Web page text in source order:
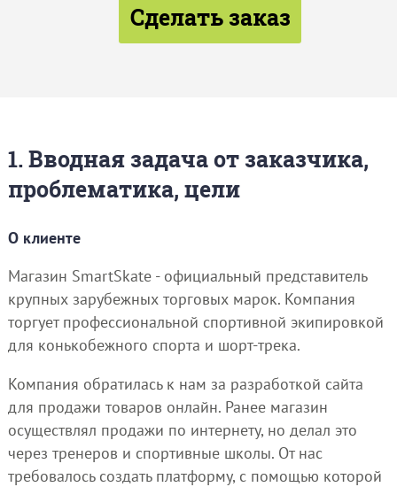
Сделать заказ
1. Вводная задача от заказчика,
проблематика, цели
О клиенте
Магазин SmartSkate - официальный представитель
крупных зарубежных торговых марок. Компания
торгует профессиональной спортивной экипировкой
для конькобежного спорта и шорт-трека.
Компания обратилась к нам за разработкой сайта
для продажи товаров онлайн. Ранее магазин
осуществлял продажи по интернету, но делал это
через тренеров и спортивные школы. От нас
требовалось создать платформу, с помощью которой